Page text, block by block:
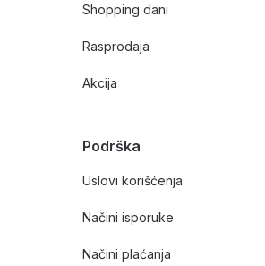
Shopping dani
Rasprodaja
Akcija
Podrška
Uslovi korišćenja
Načini isporuke
Načini plaćanja